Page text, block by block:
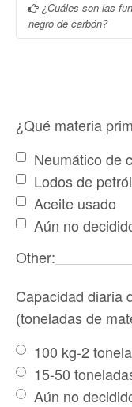
máquina de corte de
los neumáticos.
El diámetro de un
neumáticos es de 1,2
de desecho es más
¿Cuáles son las
negro de carbón?
la planta de pirolisis
elevación de negro
¿Qué materia
Neumático de
Lodos de
Aceite usado
Aún no
Other:
Capacidad diaria
(toneladas de
100 kg-2
15-50
Aún no